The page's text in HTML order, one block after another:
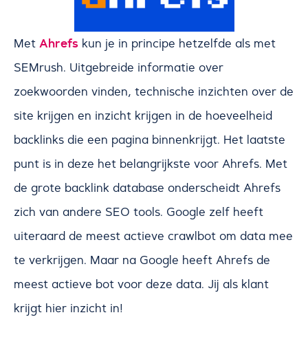
Met Ahrefs kun je in principe hetzelfde als met
SEMrush. Uitgebreide informatie over
zoekwoorden vinden, technische inzichten over de
site krijgen en inzicht krijgen in de hoeveelheid
backlinks die een pagina binnenkrijgt. Het laatste
punt is in deze het belangrijkste voor Ahrefs. Met
de grote backlink database onderscheidt Ahrefs
zich van andere SEO tools. Google zelf heeft
uiteraard de meest actieve crawlbot om data mee
te verkrijgen. Maar na Google heeft Ahrefs de
meest actieve bot voor deze data. Jij als klant
krijgt hier inzicht in!